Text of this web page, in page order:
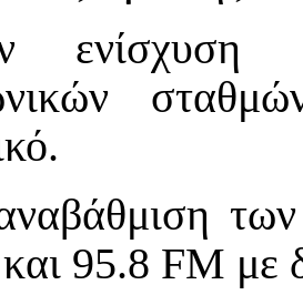
95.8 FM με